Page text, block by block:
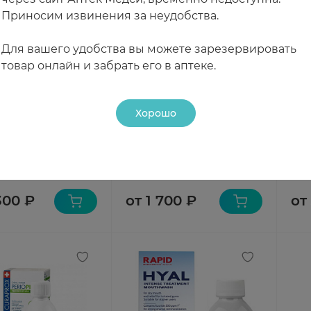
₽
Montcarotte Рапид 25
Ополаскиватель для
от 1 700 ₽
Приносим извинения за неудобства.
Для вашего удобства вы можете зарезервировать
товар онлайн и забрать его в аптеке.
Хорошо